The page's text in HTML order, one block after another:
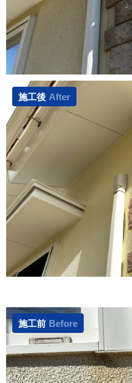
施工後 After
施工前 Before